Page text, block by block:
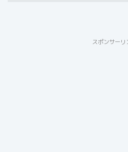
スポンサーリ